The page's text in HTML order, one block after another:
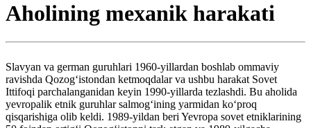
Aholining mexanik harakati
Slavyan va german guruhlari 1960-yillardan boshlab ommaviy
ravishda Qozogʻistondan ketmoqdalar va ushbu harakat Sovet
Ittifoqi parchalanganidan keyin 1990-yillarda tezlashdi. Bu aholida
yevropalik etnik guruhlar salmogʻining yarmidan koʻproq
qisqarishiga olib keldi. 1989-yildan beri Yevropa sovet etniklarining